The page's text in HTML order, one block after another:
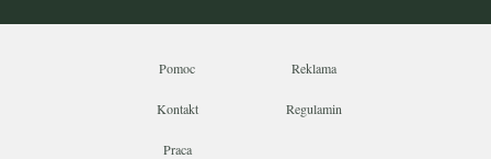
Pomoc Reklama
Kontakt Regulamin
Praca